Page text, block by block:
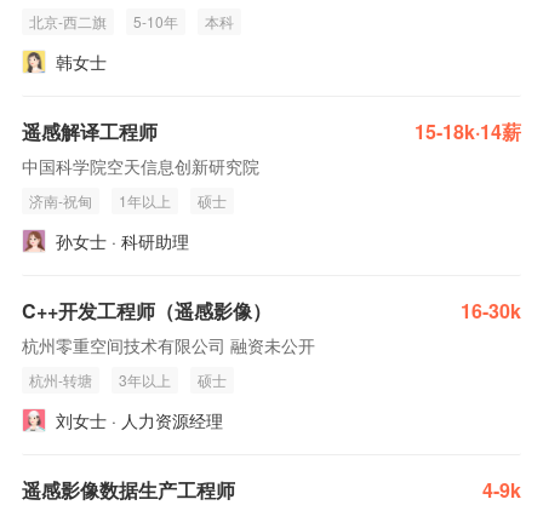
北京-西二旗 5-10年 本科
韩女士
遥感解译工程师 15-18k·14薪
中国科学院空天信息创新研究院
济南-祝甸 1年以上 硕士
孙女士 · 科研助理
C++开发工程师（遥感影像） 16-30k
杭州零重空间技术有限公司 融资未公开
杭州-转塘 3年以上 硕士
刘女士 · 人力资源经理
遥感影像数据生产工程师 4-9k